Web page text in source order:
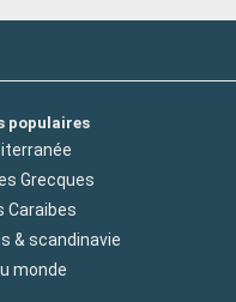
poissons pour un
Cultural do Mindelo,
et les musiciens. Les
une fenêtre sur l'âme
culturelle et une
populaires
Grecques
Caraibes
& scandinavie
monde